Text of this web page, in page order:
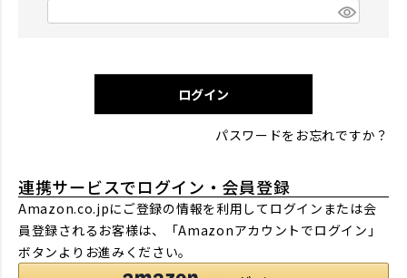
)
ログイン
パスワードをお忘れですか？
連携サービスでログイン・会員登録
Amazon.co.jpにご登録の情報を利用してログインまたは会
員登録されるお客様は、「Amazonアカウントでログイン」
ボタンよりお進みください。